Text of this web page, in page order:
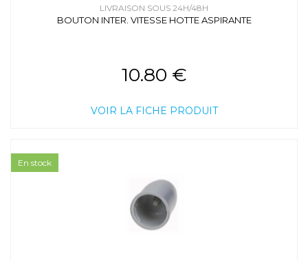
LIVRAISON SOUS 24H/48H
BOUTON INTER. VITESSE HOTTE ASPIRANTE
10.80 €
VOIR LA FICHE PRODUIT
En stock